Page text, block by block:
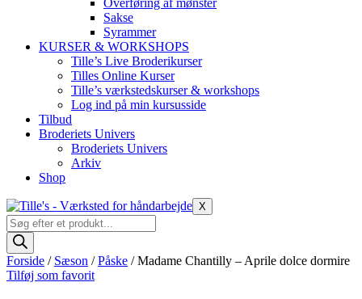
Overføring af mønster
Sakse
Syrammer
KURSER & WORKSHOPS
Tille’s Live Broderikurser
Tilles Online Kurser
Tille’s værkstedskurser & workshops
Log ind på min kursusside
Tilbud
Broderiets Univers
Broderiets Univers
Arkiv
Shop
X
Products
search
Forside / Sæson /Påske / Madame Chantilly – Aprile dolce dormire
Tilføj som favorit